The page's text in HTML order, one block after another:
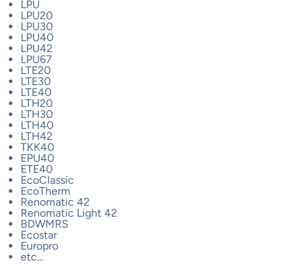
LPU
LPU20
LPU30
LPU40
LPU42
LPU67
LTE20
LTE30
LTE40
LTH20
LTH30
LTH40
LTH42
TKK40
EPU40
ETE40
EcoClassic
EcoTherm
Renomatic 42
Renomatic Light 42
BDWMRS
Ecostar
Europro
etc...